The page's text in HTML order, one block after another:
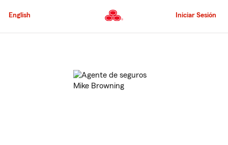
al
principal
English Iniciar Sesión